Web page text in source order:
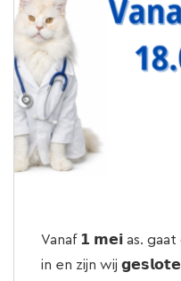
Vanaf 𝟭 𝗺𝗲𝗶 as.
in en zijn wij